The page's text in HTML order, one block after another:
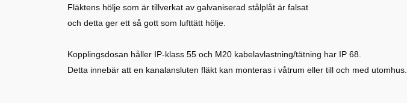
Fläktens hölje som är tillverkat av galvaniserad stålplåt är falsat
och detta ger ett så gott som lufttätt hölje.
Kopplingsdosan håller IP-klass 55 och M20 kabelavlastning/tätning har IP 68.
Detta innebär att en kanalansluten fläkt kan monteras i våtrum eller till och med utomhus.